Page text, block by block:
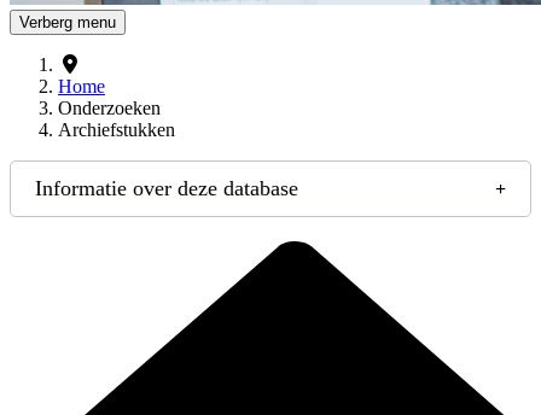
Verberg menu
Home
Onderzoeken
Archiefstukken
Informatie over deze database